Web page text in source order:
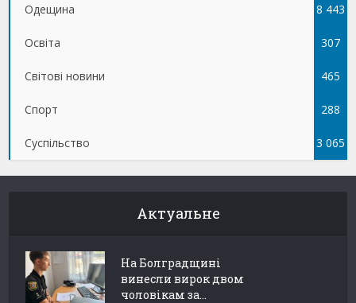
Одещина 8 443
Освіта 307
Світові новини 465
Спорт 288
Суспільство 3 065
Актуальне
На Болградщині
винесли вирок двом
чоловікам за...